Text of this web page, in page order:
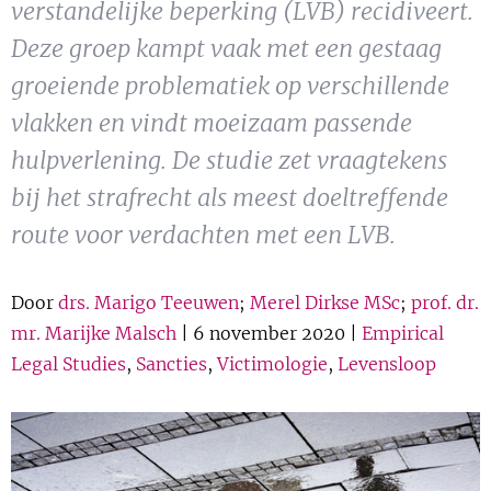
Uitgelicht Show
Cursus Show
BLOG
Podcast
verstandelijke beperking (LVB) recidiveert.
Deze groep kampt vaak met een gestaag
groeiende problematiek op verschillende
vlakken en vindt moeizaam passende
hulpverlening. De studie zet vraagtekens
bij het strafrecht als meest doeltreffende
route voor verdachten met een LVB.
Door drs. Marigo Teeuwen; Merel Dirkse MSc; prof. dr.
mr. Marijke Malsch | 6 november 2020 | Empirical
Legal Studies, Sancties,Victimologie, Levensloop